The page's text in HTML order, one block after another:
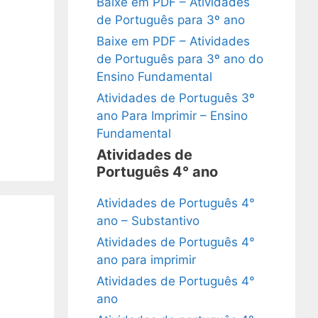
de Português para 3º ano
Baixe em PDF – Atividades
de Português para 3º ano do
Ensino Fundamental
Atividades de Português 3º
ano Para Imprimir – Ensino
Fundamental
Atividades de
Português 4° ano
Atividades de Português 4°
ano – Substantivo
Atividades de Português 4°
ano para imprimir
Atividades de Português 4°
ano